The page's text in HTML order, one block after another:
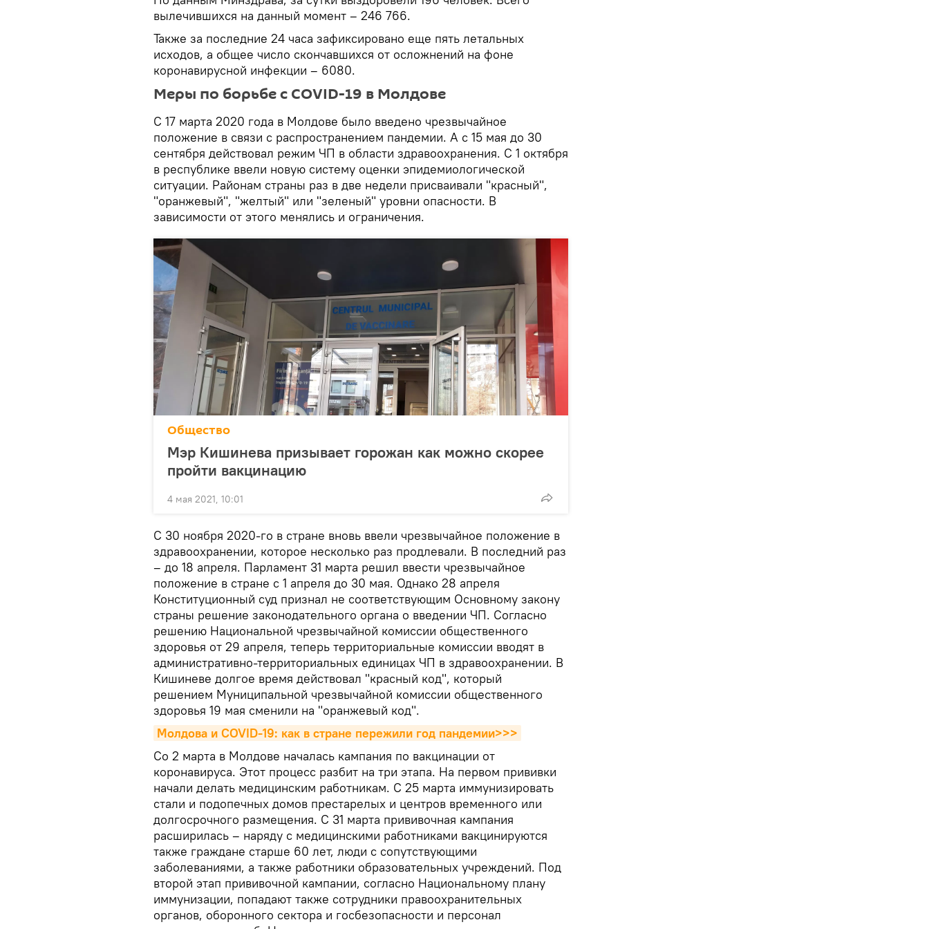
вылечившихся на данный момент – 246 766.
Также за последние 24 часа зафиксировано еще пять летальных
исходов, а общее число скончавшихся от осложнений на фоне
коронавирусной инфекции – 6080.
Меры по борьбе с COVID-19 в Молдове
С 17 марта 2020 года в Молдове было введено чрезвычайное
положение в связи с распространением пандемии. А с 15 мая до 30
сентября действовал режим ЧП в области здравоохранения. С 1 октября
в республике ввели новую систему оценки эпидемиологической
ситуации. Районам страны раз в две недели присваивали "красный",
"оранжевый", "желтый" или "зеленый" уровни опасности. В
зависимости от этого менялись и ограничения.
Общество
Мэр Кишинева призывает горожан как можно скорее
пройти вакцинацию
4 мая 2021, 10:01
С 30 ноября 2020-го в стране вновь ввели чрезвычайное положение в
здравоохранении, которое несколько раз продлевали. В последний раз
– до 18 апреля. Парламент 31 марта решил ввести чрезвычайное
положение в стране с 1 апреля до 30 мая. Однако 28 апреля
Конституционный суд признал не соответствующим Основному закону
страны решение законодательного органа о введении ЧП. Согласно
решению Национальной чрезвычайной комиссии общественного
здоровья от 29 апреля, теперь территориальные комиссии вводят в
административно-территориальных единицах ЧП в здравоохранении. В
Кишиневе долгое время действовал "красный код", который
решением Муниципальной чрезвычайной комиссии общественного
здоровья 19 мая сменили на "оранжевый код".
Молдова и COVID-19: как в стране пережили год пандемии>>>
Со 2 марта в Молдове началась кампания по вакцинации от
коронавируса. Этот процесс разбит на три этапа. На первом прививки
начали делать медицинским работникам. С 25 марта иммунизировать
стали и подопечных домов престарелых и центров временного или
долгосрочного размещения. С 31 марта прививочная кампания
расширилась – наряду с медицинскими работниками вакцинируются
также граждане старше 60 лет, люди с сопутствующими
заболеваниями, а также работники образовательных учреждений. Под
второй этап прививочной кампании, согласно Национальному плану
иммунизации, попадают также сотрудники правоохранительных
органов, оборонного сектора и госбезопасности и персонал